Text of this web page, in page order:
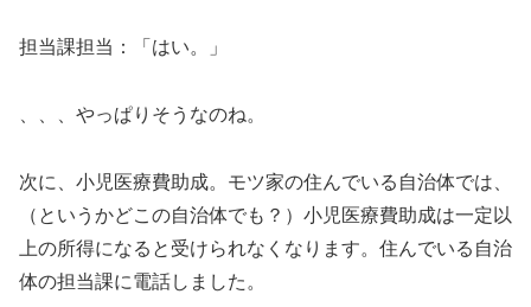
担当課担当：「はい。」
、、、やっぱりそうなのね。
次に、小児医療費助成。モツ家の住んでいる自治体では、
（というかどこの自治体でも？）小児医療費助成は一定以
上の所得になると受けられなくなります。住んでいる自治
体の担当課に電話しました。